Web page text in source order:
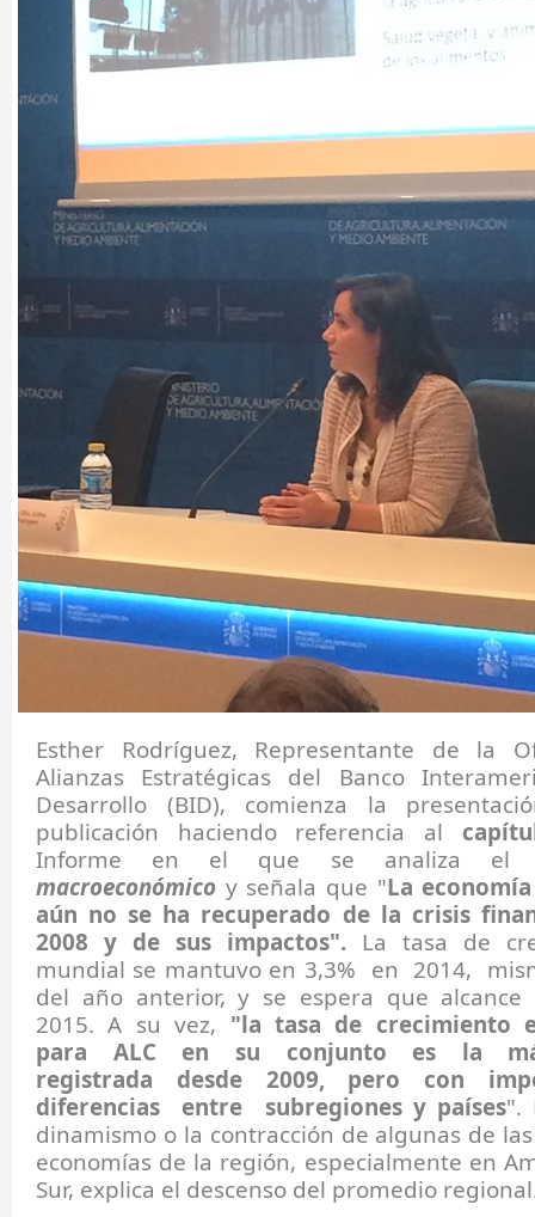
Esther Rodríguez, Representante de la
Alianzas Estratégicas del Banco
Desarrollo (BID), comienza la
publicación haciendo referencia al
Informe en el que se analiza
macroeconómico y señala que "La
aún no se ha recuperado de la crisis
2008 y de sus impactos". La tasa de
mundial se mantuvo en 3,3% en 2014,
del año anterior, y se espera que
2015. A su vez, "la tasa de crecimiento
para ALC en su conjunto es la
registrada desde 2009, pero con
diferencias entre subregiones y países".
dinamismo o la contracción de algunas de
economías de la región, especialmente en
Sur, explica el descenso del promedio